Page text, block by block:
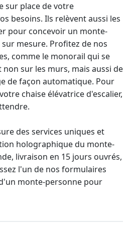
sur place de votre
besoins. Ils relèvent aussi les
pour concevoir un monte-
mesure. Profitez de nos
comme le monorail qui se
sur les murs, mais aussi de
de façon automatique. Pour
chaise élévatriced'escalier,
des services uniques et
holographique du monte-
livraison en 15 jours ouvrés,
l'un de nos formulaires
monte-personne pour